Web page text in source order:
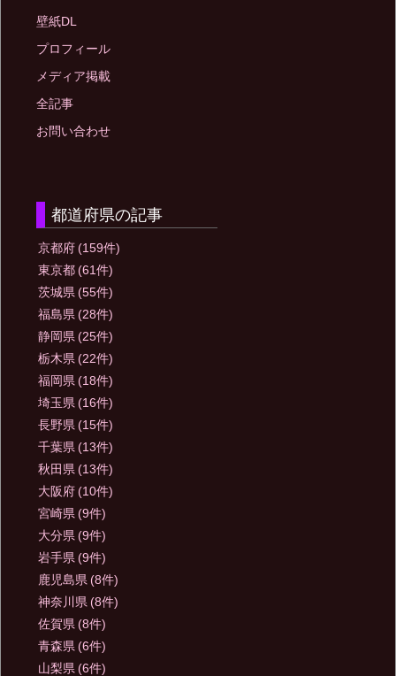
壁紙DL
プロフィール
メディア掲載
全記事
お問い合わせ
都道府県の記事
京都府 (159件)
東京都 (61件)
茨城県 (55件)
福島県 (28件)
静岡県 (25件)
栃木県 (22件)
福岡県 (18件)
埼玉県 (16件)
長野県 (15件)
千葉県 (13件)
秋田県 (13件)
大阪府 (10件)
宮崎県 (9件)
大分県 (9件)
岩手県 (9件)
鹿児島県 (8件)
神奈川県 (8件)
佐賀県 (8件)
青森県 (6件)
山梨県 (6件)